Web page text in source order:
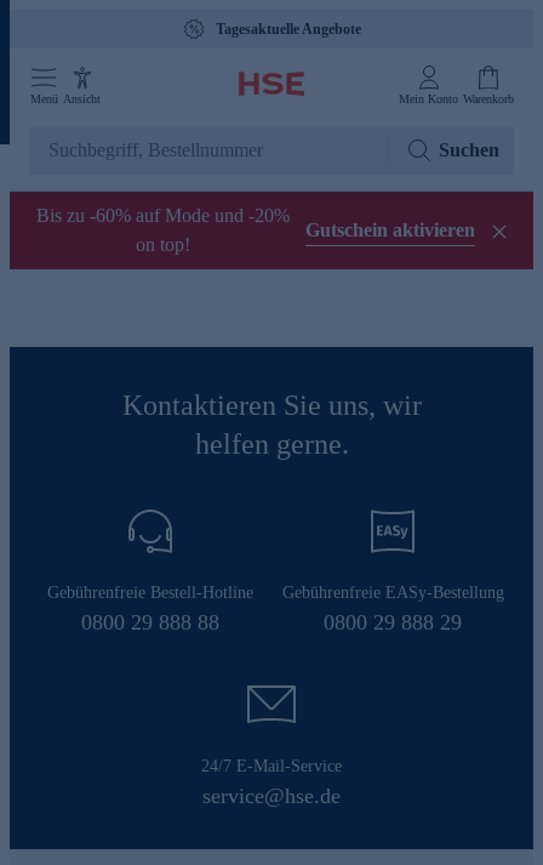
Tagesaktuelle Angebote
Menü Ansicht Mein Konto Warenkorb
Suchen
Bis zu -60% auf Mode und -20%
on top!
Gutschein aktivieren
Kontaktieren Sie uns, wir
helfen gerne.
Gebührenfreie Bestell-Hotline
0800 29 888 88
Gebührenfreie EASy-Bestellung
0800 29 888 29
24/7 E-Mail-Service
service@hse.de